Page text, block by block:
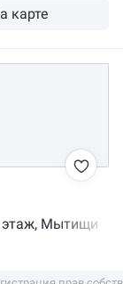
карте
этаж, Мытищи